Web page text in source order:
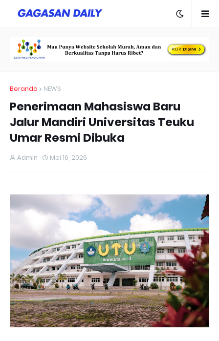
Beranda NEWS
Penerimaan Mahasiswa Baru
Jalur Mandiri Universitas Teuku
Umar Resmi Dibuka
Admin Mei 16, 2026